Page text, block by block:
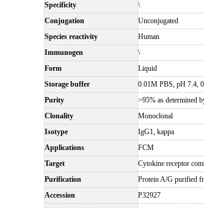
Specificity
\
Conjugation
Unconjugated
Species reactivity
Human
Immunogen
\
Form
Liquid
Storage buffer
0.01M PBS, pH 7.4,
Purity
>95% as determined
Clonality
Monoclonal
Isotype
IgG1, kappa
Applications
FCM
Target
Cytokine receptor
Purification
Protein A/G purified
Accession
P32927